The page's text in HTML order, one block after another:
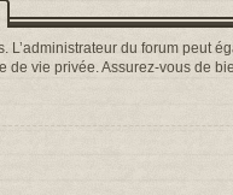
du forum peut
vie privée. Assurez-vous de